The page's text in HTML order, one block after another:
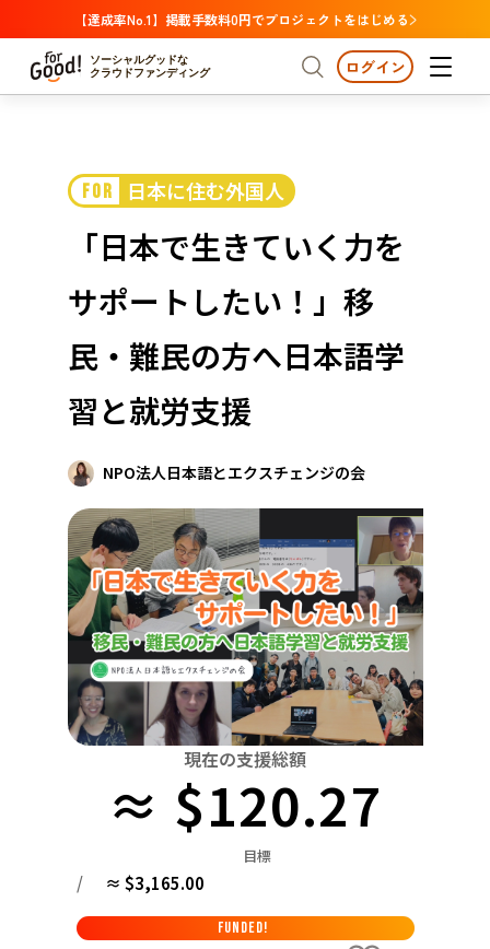
【達成率No.1】掲載手数料0円でプロジェクトをはじめる
ソーシャルグッドな
クラウドファンディング
プロジェクトからさがす
カテゴリーからさがす 国際協力
医療・福祉
人権・マイノリティ
近畿
中国
四国
九州・沖縄
注目 新着
支援金額が多い
支援人数が多い
終了日が近い
カテゴリーからさがす
国際協力 医療・福祉
子ども・教育
環境・エシカル
人権・マイノリティ
社会貢献
地域からさがす
北海道 青森 岩手 宮城 秋田
茨城 栃木 群馬 埼玉 千葉 東京
新潟 富山 石川 福井 山梨 長野
三重 滋賀 京都 大阪 兵庫 奈良
鳥取 島根 岡山 広島 山口
愛媛
長崎
ログイン
FOR 日本に住む外国人
「日本で生きていく力を
サポートしたい！」移
民・難民の方へ日本語学
習と就労支援
NPO法人日本語とエクスチェンジの会
現在の支援総額
≈ $120.27
目標
/ ≈ $3,165.00
FUNDED!